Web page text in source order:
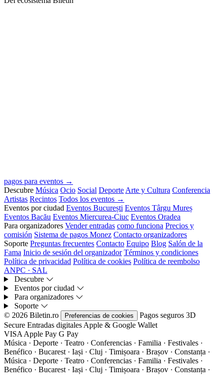
pagos para eventos →
Descubre Música Ocio Social Deporte Arte y Cultura Conferencia
Artistas Recintos Todos los eventos →
Eventos por ciudad Eventos București Eventos Târgu Mureș
Eventos Bacău Eventos Miercurea-Ciuc Eventos Oradea
Para organizadores Vender entradas como funciona Precios y
comisión Sistema de pagos Monez Contacto organizadores
Soporte Preguntas frecuentes Contacto Equipo Blog Salón de la
Fama Inicio de sesión del organizador Términos y condiciones
Política de privacidad Política de cookies Política de reembolso
ANPC · SAL
Descubre
Eventos por ciudad
Para organizadores
Soporte
© 2026 Biletin.ro
Preferencias de cookies Pagos seguros 3D
Secure Entradas digitales Apple & Google Wallet
VISA Apple Pay G Pay
Música · Deporte · Teatro · Conferencias · Familia · Festivales ·
Benéfico · Bucarest · Iași · Cluj · Timișoara · Brașov · Constanța ·
Música · Deporte · Teatro · Conferencias · Familia · Festivales ·
Benéfico · Bucarest · Iași · Cluj · Timișoara · Brașov · Constanța ·